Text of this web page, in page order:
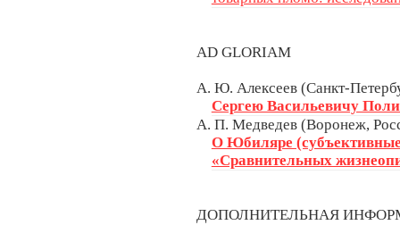
AD GLORIAM
А. Ю. Алексеев (Санкт-
Сергею Васильевичу
А. П. Медведев (Воронеж,
О Юбиляре (субъективные
«Сравнительных
ДОПОЛНИТЕЛЬНАЯ